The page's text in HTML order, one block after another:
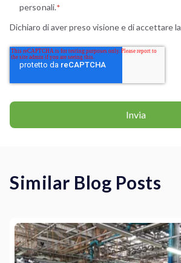
personali.*
Dichiaro di aver preso visione e di accettare la
Similar Blog Posts